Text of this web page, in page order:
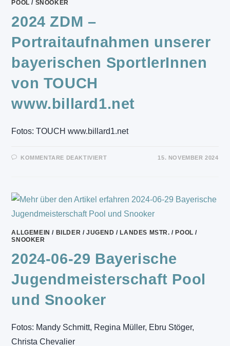
POOL / SNOOKER
2024 ZDM –
Portraitaufnahmen unserer
bayerischen SportlerInnen
von TOUCH
www.billard1.net
Fotos: TOUCH www.billard1.net
KOMMENTARE DEAKTIVIERTFÜR
BAYERISCHEN
SPORTLERINNEN
VON
TOUCH
15. NOVEMBER 2024
ALLGEMEIN / BILDER /JUGEND / LANDES MSTR. / POOL /
SNOOKER
2024-06-29 Bayerische
Jugendmeisterschaft Pool
und Snooker
Fotos: Mandy Schmitt, Regina Müller, Ebru Stöger,
Christa Chevalier